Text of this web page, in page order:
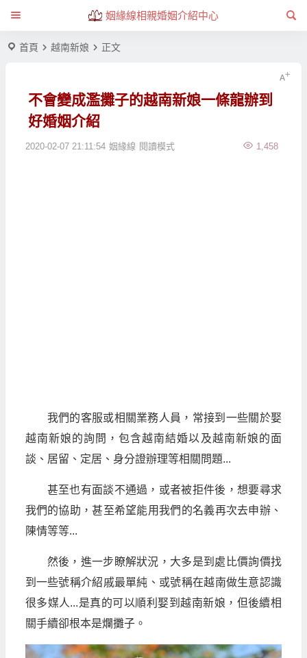
姻緣線相親婚姻介紹中心
首頁 越南新娘 正文
不會變成濫攤子的越南新娘一條龍辦到
好婚姻介紹
2020-02-07 21:11:54 姻緣線 1,458
閱讀模式
我們的客服或相關業務人員，常接到一些關於娶
越南新娘的詢問，包含越南結婚以及越南新娘的面
談、居留、定居、身分證辦理等相關問題...
甚至也有面談不通過，或者被拒件後，想要尋求
我們的協助，甚至希望能用我們的名義再次去申辦、
陳情等等...
然後，進一步瞭解狀況，大多是到處比價詢價找
到一些號稱介紹戚最單純、或號稱在越南做生意認識
很多媒人...是真的可以順利娶到越南新娘，但後續相
關手續卻根本是爛攤子。